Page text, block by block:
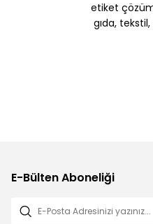
etiket
gıda,
E-Bülten Aboneliği